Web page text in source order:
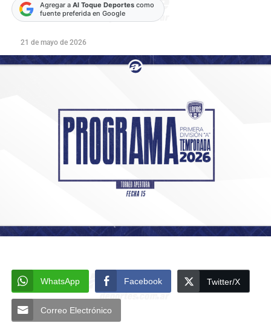
Agregar a Al Toque Deportescomo
fuente preferida en Google
21 de mayo de 2026
WhatsApp Facebook Twitter/X
Correo Electrónico